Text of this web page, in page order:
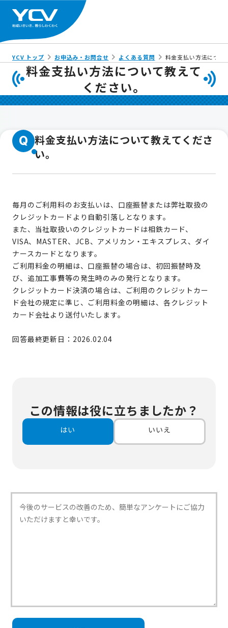
YCV トップ お申込み・お問合せ よくある質問 料金支払い方法につい
料金支払い方法について教えて
ください。
Q 料金支払い方法について教えてくださ
い。
毎月のご利用料のお支払いは、口座振替または弊社取扱の
クレジットカードより自動引落しとなります。
また、当社取扱いのクレジットカードは相鉄カード、
VISA、MASTER、JCB、アメリカン・エキスプレス、ダイ
ナースカードとなります。
ご利用料金の明細は、口座振替の場合は、初回振替時及
び、追加工事費等の発生時のみの発行となります。
クレジットカード決済の場合は、ご利用のクレジットカー
ド会社の規定に準じ、ご利用料金の明細は、各クレジット
カード会社より送付いたします。
回答最終更新日：2026.02.04
この情報は役に立ちましたか？
はい いいえ